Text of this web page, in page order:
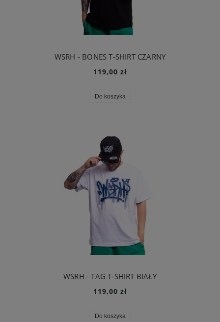
WSRH - BONES T-SHIRT CZARNY
119,00 zł
Do koszyka
WSRH - TAG T-SHIRT BIAŁY
119,00 zł
Do koszyka